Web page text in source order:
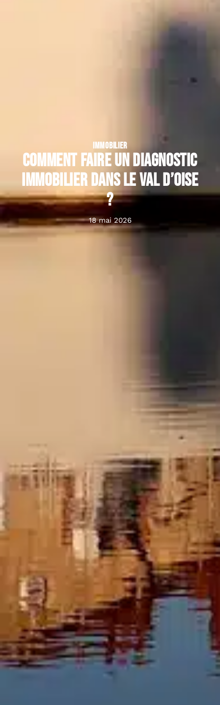
IMMOBILIER
Comment faire un diagnostic
immobilier dans le Val d’Oise
?
18 mai 2026